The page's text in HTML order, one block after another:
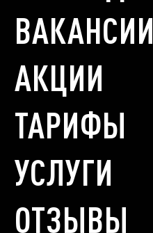
ВАКАНСИИ
АКЦИИ
ТАРИФЫ
УСЛУГИ
ОТЗЫВЫ